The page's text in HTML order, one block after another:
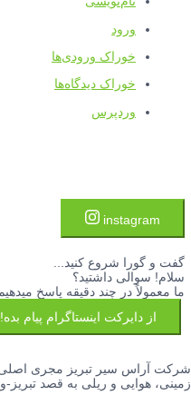
ورود
خوراک ورودی‌ها
خوراک دیدگاه‌ها
وردپرس
instagram
گفت و گورا شروع کنید...
سلام! سوالی داشتید؟
ما معمولاً در چند دقیقه پاسخ میدهیم
از دایرکت اینستاگرام پیام بده!
شرکت آراس سیر تبریز مجری اصلی
زمینی، هوایی و ریلی به قصد